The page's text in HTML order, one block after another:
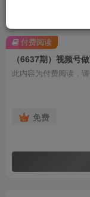
（6637期）视频号
此内容为付费阅读，
免费
付费阅读